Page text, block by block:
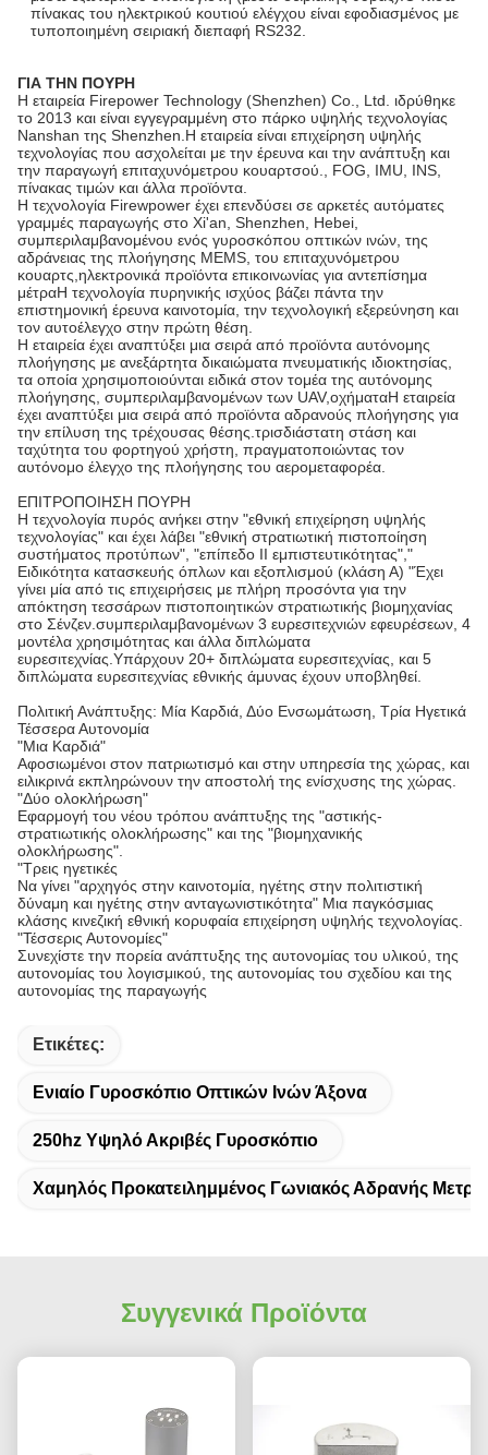
πίνακας του ηλεκτρικού κουτιού ελέγχου είναι εφοδιασμένος με
τυποποιημένη σειριακή διεπαφή RS232.
ΓΙΑ ΤΗΝ ΠΟΥΡΗ
Η εταιρεία Firepower Technology (Shenzhen) Co., Ltd. ιδρύθηκε
το 2013 και είναι εγγεγραμμένη στο πάρκο υψηλής τεχνολογίας
Nanshan της Shenzhen.Η εταιρεία είναι επιχείρηση υψηλής
τεχνολογίας που ασχολείται με την έρευνα και την ανάπτυξη και
την παραγωγή επιταχυνόμετρου κουαρτσού., FOG, IMU, INS,
πίνακας τιμών και άλλα προϊόντα.
Η τεχνολογία Firewpower έχει επενδύσει σε αρκετές αυτόματες
γραμμές παραγωγής στο Xi'an, Shenzhen, Hebei,
συμπεριλαμβανομένου ενός γυροσκόπου οπτικών ινών, της
αδράνειας της πλοήγησης MEMS, του επιταχυνόμετρου
κουαρτς,ηλεκτρονικά προϊόντα επικοινωνίας για αντεπίσημα
μέτραΗ τεχνολογία πυρηνικής ισχύος βάζει πάντα την
επιστημονική έρευνα καινοτομία, την τεχνολογική εξερεύνηση και
τον αυτοέλεγχο στην πρώτη θέση.
Η εταιρεία έχει αναπτύξει μια σειρά από προϊόντα αυτόνομης
πλοήγησης με ανεξάρτητα δικαιώματα πνευματικής ιδιοκτησίας,
τα οποία χρησιμοποιούνται ειδικά στον τομέα της αυτόνομης
πλοήγησης, συμπεριλαμβανομένων των UAV,οχήματαΗ εταιρεία
έχει αναπτύξει μια σειρά από προϊόντα αδρανούς πλοήγησης για
την επίλυση της τρέχουσας θέσης.τρισδιάστατη στάση και
ταχύτητα του φορτηγού χρήστη, πραγματοποιώντας τον
αυτόνομο έλεγχο της πλοήγησης του αερομεταφορέα.
ΕΠΙΤΡΟΠΟΙΗΣΗ ΠΟΥΡΗ
Η τεχνολογία πυρός ανήκει στην "εθνική επιχείρηση υψηλής
τεχνολογίας" και έχει λάβει "εθνική στρατιωτική πιστοποίηση
συστήματος προτύπων", "επίπεδο II εμπιστευτικότητας","
Ειδικότητα κατασκευής όπλων και εξοπλισμού (κλάση Α) "Έχει
γίνει μία από τις επιχειρήσεις με πλήρη προσόντα για την
απόκτηση τεσσάρων πιστοποιητικών στρατιωτικής βιομηχανίας
στο Σένζεν.συμπεριλαμβανομένων 3 ευρεσιτεχνιών εφευρέσεων, 4
μοντέλα χρησιμότητας και άλλα διπλώματα
ευρεσιτεχνίας.Υπάρχουν 20+ διπλώματα ευρεσιτεχνίας, και 5
διπλώματα ευρεσιτεχνίας εθνικής άμυνας έχουν υποβληθεί.
Πολιτική Ανάπτυξης: Μία Καρδιά, Δύο Ενσωμάτωση, Τρία Ηγετικά
Τέσσερα Αυτονομία
"Μια Καρδιά"
Αφοσιωμένοι στον πατριωτισμό και στην υπηρεσία της χώρας, και
ειλικρινά εκπληρώνουν την αποστολή της ενίσχυσης της χώρας.
"Δύο ολοκλήρωση"
Εφαρμογή του νέου τρόπου ανάπτυξης της "αστικής-
στρατιωτικής ολοκλήρωσης" και της "βιομηχανικής
ολοκλήρωσης".
"Τρεις ηγετικές
Να γίνει "αρχηγός στην καινοτομία, ηγέτης στην πολιτιστική
δύναμη και ηγέτης στην ανταγωνιστικότητα" Μια παγκόσμιας
κλάσης κινεζική εθνική κορυφαία επιχείρηση υψηλής τεχνολογίας.
"Τέσσερις Αυτονομίες"
Συνεχίστε την πορεία ανάπτυξης της αυτονομίας του υλικού, της
αυτονομίας του λογισμικού, της αυτονομίας του σχεδίου και της
αυτονομίας της παραγωγής
Ετικέτες:
Ενιαίο Γυροσκόπιο Οπτικών Ινών Άξονα
250hz Υψηλό Ακριβές Γυροσκόπιο
Χαμηλός Προκατειλημμένος Γωνιακός Αδρανής
Συγγενικά Προϊόντα